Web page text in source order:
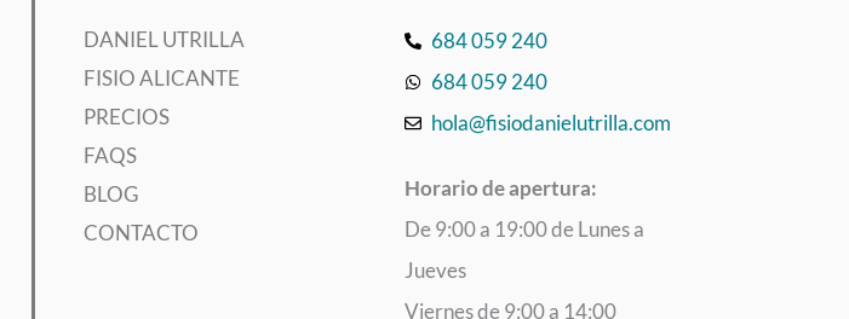
DANIEL UTRILLA
FISIO ALICANTE
PRECIOS
FAQS
BLOG
CONTACTO
684 059 240
684 059 240
hola@fisiodanielutrilla.com
Horario de apertura:
De 9:00 a 19:00 de Lunes a
Jueves
Viernes de 9:00 a 14:00